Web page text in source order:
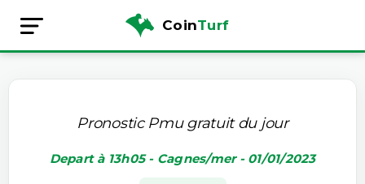
CoinTurf
Pronostic Pmu gratuit du jour
Depart à 13h05 - Cagnes/mer - 01/01/2023